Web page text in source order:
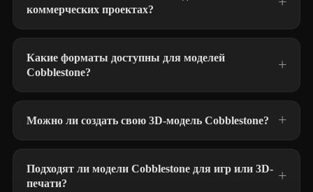
коммерческих проектах?
Какие форматы доступны для моделей
Cobblestone?
Можно ли создать свою 3D-модель Cobblestone?
Подходят ли модели Cobblestone для игр или 3D-
печати?